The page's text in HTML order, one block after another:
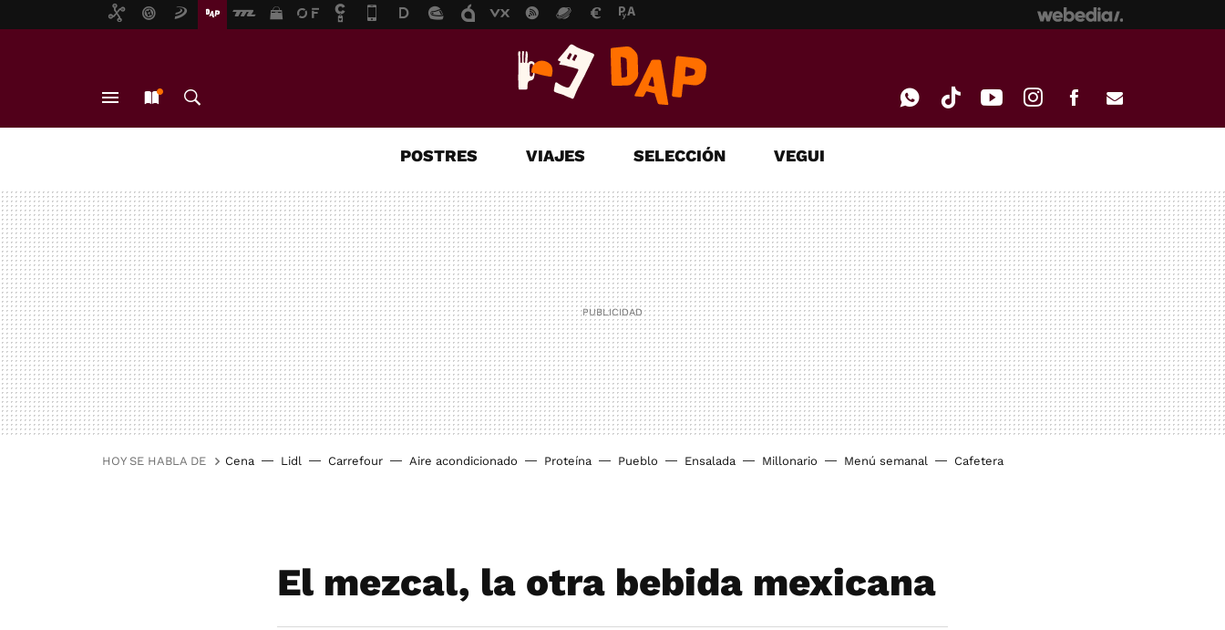
MAIL
POSTRES VIAJES SELECCIÓN VEGUI
HOY SE HABLA DE Cena Lidl Carrefour Aire acondicionado Proteína Pueblo Ensalada Millonario Menú semanal Cafetera
El mezcal, la otra bebida mexicana